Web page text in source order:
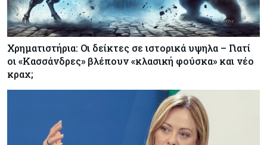
Χρηματιστήρια: Οι δείκτες σε ιστορικά υψηλα – Γιατί
οι «Κασσάνδρες» βλέπουν «κλασική φούσκα» και νέο
κραχ;